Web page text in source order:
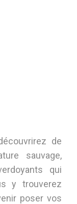
de
sauvage,
qui
y trouverez
poser vos